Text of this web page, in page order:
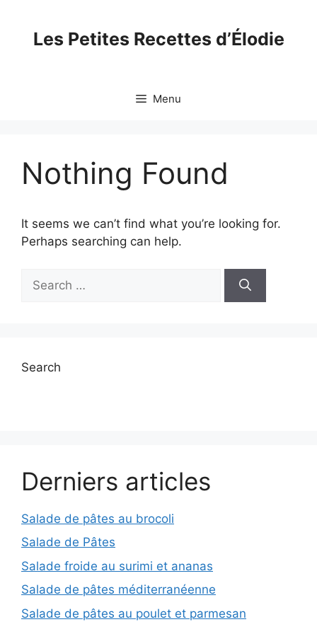
contentLes Petites Recettes d’Élodie
Menu
Nothing Found
It seems we can’t find what you’re looking for.
Perhaps searching can help.
for:
Search
Derniers articles
Salade de pâtes au brocoli
Salade de Pâtes
Salade froide au surimi et ananas
Salade de pâtes méditerranéenne
Salade de pâtes au poulet et parmesan